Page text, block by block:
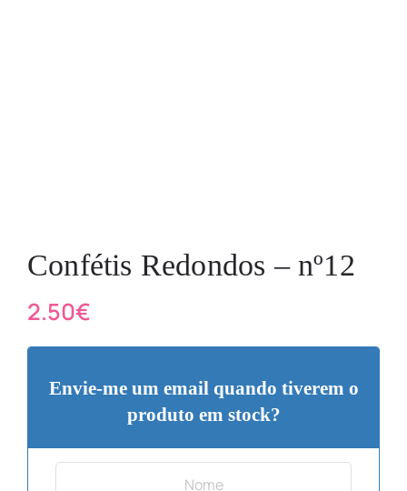
Confétis Redondos – nº12
2.50€
Envie-me um email quando tiverem o
produto em stock?